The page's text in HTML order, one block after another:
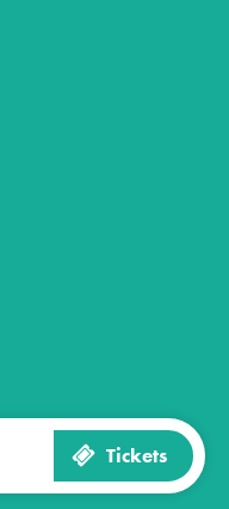
bezoek
Tickets